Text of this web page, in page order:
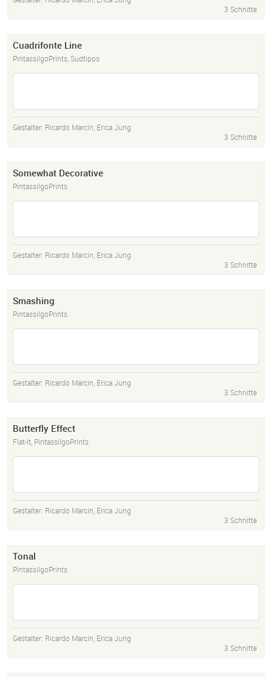
3 Schnitte
Cuadrifonte Line
PintassilgoPrints, Sudtipos
Gestalter: Ricardo Marcin, Erica Jung
3 Schnitte
Somewhat Decorative
PintassilgoPrints
Gestalter: Ricardo Marcin, Erica Jung
3 Schnitte
Smashing
PintassilgoPrints
Gestalter: Ricardo Marcin, Erica Jung
3 Schnitte
Butterfly Effect
Flat-it, PintassilgoPrints
Gestalter: Ricardo Marcin, Erica Jung
3 Schnitte
Tonal
PintassilgoPrints
Gestalter: Ricardo Marcin, Erica Jung
3 Schnitte